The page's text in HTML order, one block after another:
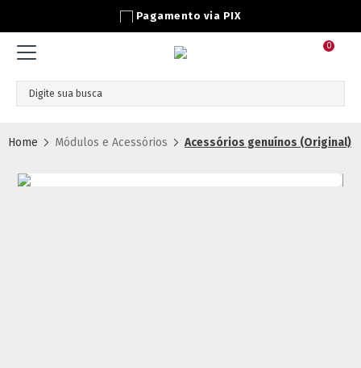
Pagamento via PIX
0
Módulos e Acessórios Acessórios genuínos (Original)